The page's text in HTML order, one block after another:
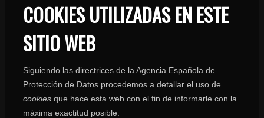
COOKIES UTILIZADAS EN ESTE
SITIO WEB
Siguiendo las directrices de la Agencia Española de
Protección de Datos procedemos a detallar el uso de
cookiesque hace esta web con el fin de informarle con la
máxima exactitud posible.